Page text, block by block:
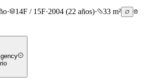
· 14F / 15F·2004 (22 años)·
33 m²